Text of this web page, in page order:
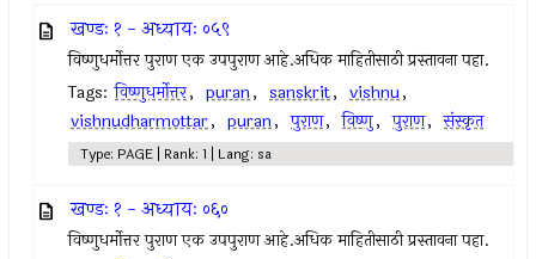
खण्डः १ - अध्यायः ०५९
विष्णुधर्मोत्तर पुराण एक उपपुराण आहे.अधिक माहितीसाठी प्रस्तावना पहा.
Tags: विष्णुधर्मोत्तर, puran, sanskrit, vishnu,
vishnudharmottar, puran, पुराण, विष्णु, पुराण, संस्कृत
Type: PAGE | Rank: 1 | Lang: sa
खण्डः १ - अध्यायः ०६०
विष्णुधर्मोत्तर पुराण एक उपपुराण आहे.अधिक माहितीसाठी प्रस्तावना पहा.